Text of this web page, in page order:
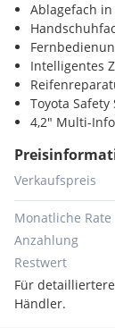
Ablagefach
Intelligentes
Toyota Safety
4,2" Multi-
LED-
Türgriffe
Voll LED
Fahrersitz
3-Punkt-
vorne mit
Abgedunkelte
Verkaufspreis
Monatliche Rate
Anzahlung
Restwert
Für
Händler.